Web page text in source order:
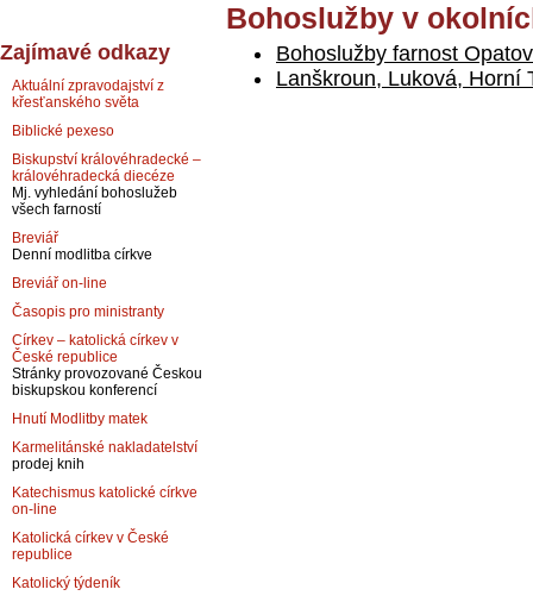
Bohoslužby v
Bohoslužby farnost Opatov
Lanškroun, Luková, Horní
Zajímavé odkazy
Aktuální zpravodajství z
křesťanského světa
Biblické pexeso
Biskupství královéhradecké –
královéhradecká diecéze
Mj. vyhledání bohoslužeb
všech farností
Breviář
Denní modlitba církve
Breviář on-line
Časopis pro ministranty
Církev – katolická církev v
České republice
Stránky provozované Českou
biskupskou konferencí
Hnutí Modlitby matek
Karmelitánské nakladatelství
prodej knih
Katechismus katolické církve
on-line
Katolická církev v České
republice
Katolický týdeník